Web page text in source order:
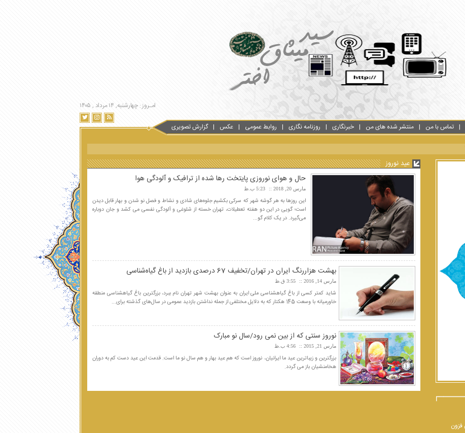
امـروز : چهارشنبه, ۱۴ مرداد , ۱۴۰۵
تماس با من منتشر شده های من خبرنگاری روزنامه نگاری روابط عمومی عکس گزارش تصویری
عید نوروز
حال و هوای نوروزی پایتخت رها شده از ترافیک و آلودگی هوا
مارس 20, 2018 5:23 ب.ظ
این روزها به هر گوشه شهر که سرکی بکشیم جلوه‌های شادی و نشاط و فصل نو شدن و بهار قابل دیدن
است؛ گویی در این دو هفته تعطیلات، تهران خسته از شلوغی و آلودگی نفسی می کشد و جان دوباره
می‌گیرد. در یک کلام گو...
بهشت هزار‌رنگ ایران در تهران/تخفیف 67 درصدی بازدید از باغ گیاه‌شناسی
مارس 14, 2016 3:55 ق.ظ
شاید کمتر کسی از باغ گیاهشناسی ملی ایران به عنوان بهشت شهر تهران نام ببرد، بزرگترین باغ گیاهشناسی منطقه
خاورمیانه با وسعت 145 هکتار که به دلایل مختلفی از جمله نداشتن بازدید عمومی در سال‌های گذشته برای...
نوروز سنتی که از بین نمی رود/سال نو مبارک
مارس 21, 2015 4:56 ب.ظ
بزرگترین و زیباترین عید ما ایرانیان، نوروز است که هم عید بهار و هم سال نو ما است. قدمت این عید دست کم به دوران
هخامنشیان باز می گردد.
فزون